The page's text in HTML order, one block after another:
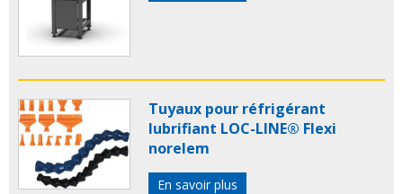
Tuyaux pour réfrigérant
lubrifiant LOC-LINE® Flexi
norelem
En savoir plus